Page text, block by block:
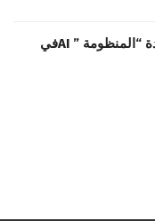
دار المنظومة تطلق منصتها الذكية الجديدة “المنظومة ” AIفي